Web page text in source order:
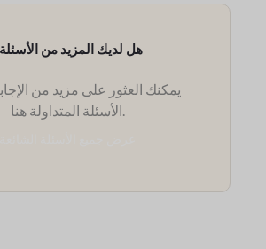
هل لديك المزيد من
يمكنك العثور على مزيد من
الأسئلة المتداولة هنا.